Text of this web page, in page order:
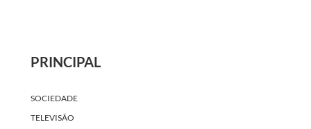
PRINCIPAL
SOCIEDADE
TELEVISÃO